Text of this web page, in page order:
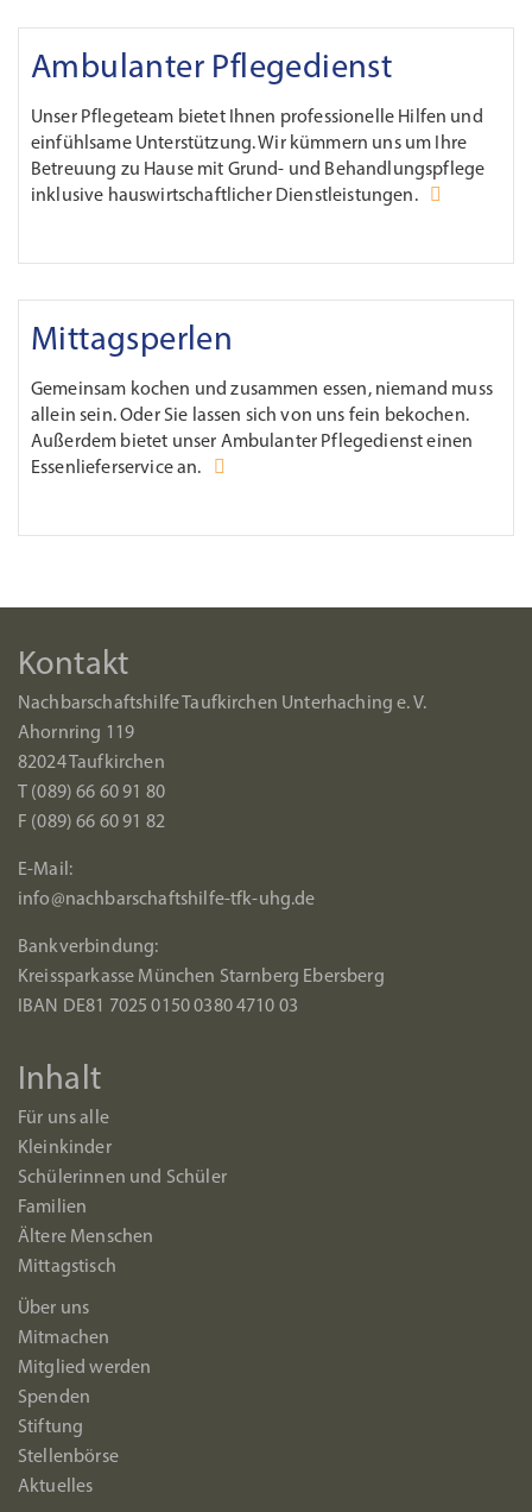
Ambulanter Pflegedienst
Unser Pflegeteam bietet Ihnen professionelle Hilfen und
einfühlsame Unterstützung. Wir kümmern uns um Ihre
Betreuung zu Hause mit Grund- und Behandlungspflege
inklusive hauswirtschaftlicher Dienstleistungen.
Mittagsperlen
Gemeinsam kochen und zusammen essen, niemand muss
allein sein. Oder Sie lassen sich von uns fein bekochen.
Außerdem bietet unser Ambulanter Pflegedienst einen
Essenlieferservice an.
Kontakt
Nachbarschaftshilfe Taufkirchen Unterhaching e. V.
Ahornring 119
82024 Taufkirchen
T (089) 66 60 91 80
F (089) 66 60 91 82
E-Mail:
info@nachbarschaftshilfe-tfk-uhg.de
Bankverbindung:
Kreissparkasse München Starnberg Ebersberg
IBAN DE81 7025 0150 0380 4710 03
Inhalt
Für uns alle
Kleinkinder
Schülerinnen und Schüler
Familien
Ältere Menschen
Mittagstisch
Über uns
Mitmachen
Mitglied werden
Spenden
Stiftung
Stellenbörse
Aktuelles